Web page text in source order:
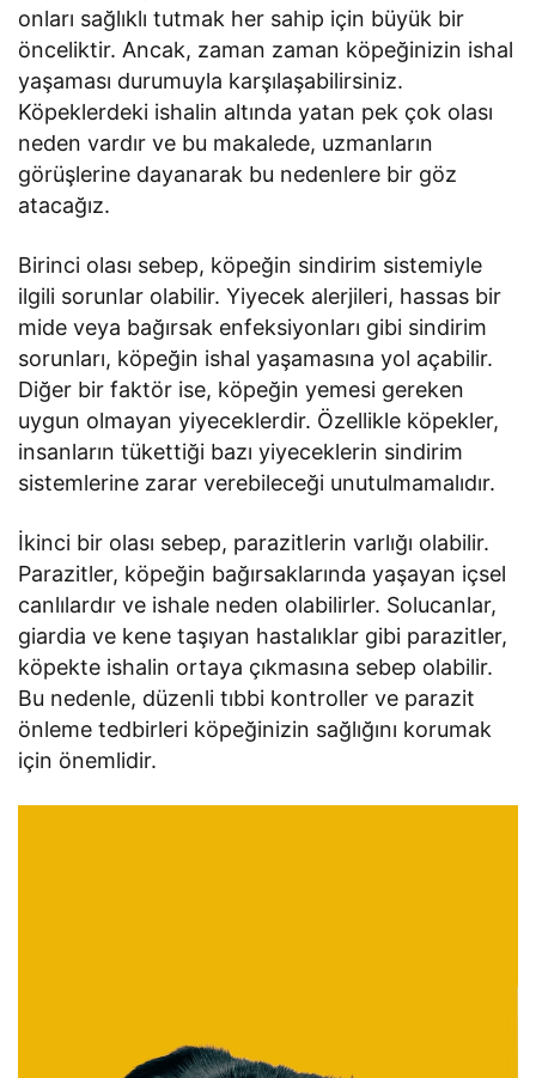
onları sağlıklı tutmak her sahip için büyük bir
önceliktir. Ancak, zaman zaman köpeğinizin ishal
yaşaması durumuyla karşılaşabilirsiniz.
Köpeklerdeki ishalin altında yatan pek çok olası
neden vardır ve bu makalede, uzmanların
görüşlerine dayanarak bu nedenlere bir göz
atacağız.
Birinci olası sebep, köpeğin sindirim sistemiyle
ilgili sorunlar olabilir. Yiyecek alerjileri, hassas bir
mide veya bağırsak enfeksiyonları gibi sindirim
sorunları, köpeğin ishal yaşamasına yol açabilir.
Diğer bir faktör ise, köpeğin yemesi gereken
uygun olmayan yiyeceklerdir. Özellikle köpekler,
insanların tükettiği bazı yiyeceklerin sindirim
sistemlerine zarar verebileceği unutulmamalıdır.
İkinci bir olası sebep, parazitlerin varlığı olabilir.
Parazitler, köpeğin bağırsaklarında yaşayan içsel
canlılardır ve ishale neden olabilirler. Solucanlar,
giardia ve kene taşıyan hastalıklar gibi parazitler,
köpekte ishalin ortaya çıkmasına sebep olabilir.
Bu nedenle, düzenli tıbbi kontroller ve parazit
önleme tedbirleri köpeğinizin sağlığını korumak
için önemlidir.